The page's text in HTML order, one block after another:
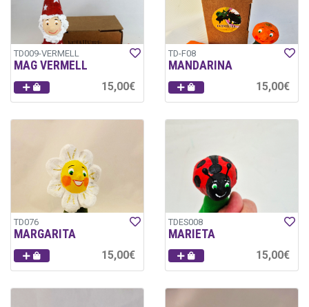
TD009-VERMELL
MAG VERMELL
15,00€
TD-F08
MANDARINA
15,00€
TD076
MARGARITA
15,00€
TDES008
MARIETA
15,00€